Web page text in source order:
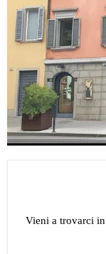
Vieni a trovarci in